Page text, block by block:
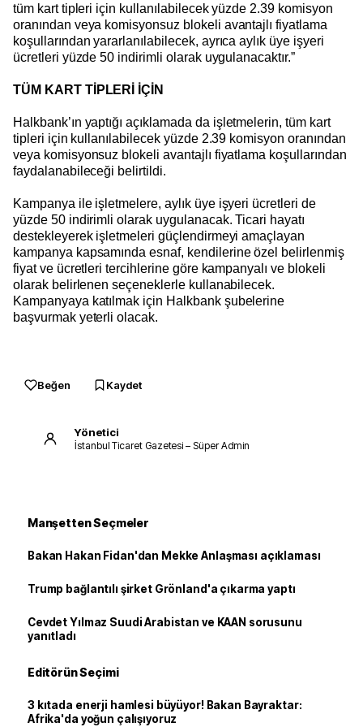
tüm kart tipleri için kullanılabilecek yüzde 2.39 komisyon
oranından veya komisyonsuz blokeli avantajlı fiyatlama
koşullarından yararlanılabilecek, ayrıca aylık üye işyeri
ücretleri yüzde 50 indirimli olarak uygulanacaktır.”
TÜM KART TİPLERİ İÇİN
Halkbank’ın yaptığı açıklamada da işletmelerin, tüm kart
tipleri için kullanılabilecek yüzde 2.39 komisyon oranından
veya komisyonsuz blokeli avantajlı fiyatlama koşullarından
faydalanabileceği belirtildi.
Kampanya ile işletmelere, aylık üye işyeri ücretleri de
yüzde 50 indirimli olarak uygulanacak. Ticari hayatı
destekleyerek işletmeleri güçlendirmeyi amaçlayan
kampanya kapsamında esnaf, kendilerine özel belirlenmiş
fiyat ve ücretleri tercihlerine göre kampanyalı ve blokeli
olarak belirlenen seçeneklerle kullanabilecek.
Kampanyaya katılmak için Halkbank şubelerine
başvurmak yeterli olacak.
Beğen Kaydet
Yönetici
İstanbul Ticaret Gazetesi – Süper Admin
Manşetten Seçmeler
Bakan Hakan Fidan'dan Mekke Anlaşması açıklaması
Trump bağlantılı şirket Grönland'a çıkarma yaptı
Cevdet Yılmaz Suudi Arabistan ve KAAN sorusunu
yanıtladı
Editörün Seçimi
3 kıtada enerji hamlesi büyüyor! Bakan Bayraktar:
Afrika'da yoğun çalışıyoruz